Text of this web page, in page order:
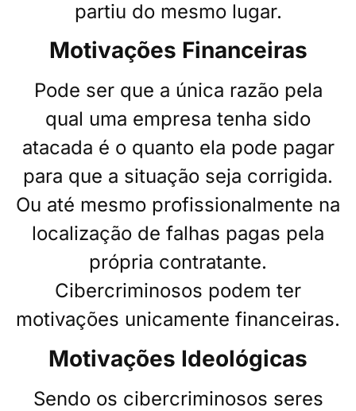
partiu do mesmo lugar.
Motivações Financeiras
Pode ser que a única razão pela
qual uma empresa tenha sido
atacada é o quanto ela pode pagar
para que a situação seja corrigida.
Ou até mesmo profissionalmente na
localização de falhas pagas pela
própria contratante.
Cibercriminosos podem ter
motivações unicamente financeiras.
Motivações Ideológicas
Sendo os cibercriminosos seres